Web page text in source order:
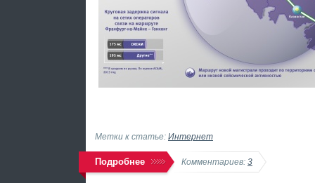
Метки к статье: Интернет
Подробнее Комментариев: 3